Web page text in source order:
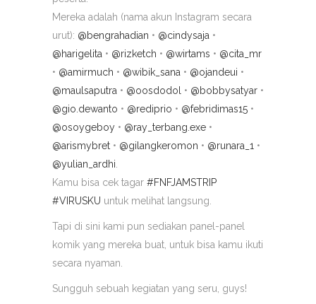
Mereka adalah (nama akun Instagram secara
urut): @bengrahadian • @cindysaja •
@harigelita • @rizketch • @wirtams • @cita_mr
• @amirmuch • @wibik_sana • @ojandeui •
@maulsaputra • @oosdodol • @bobbysatyar •
@gio.dewanto • @rediprio • @febridimas15 •
@osoygeboy • @ray_terbang.exe •
@arismybret • @gilangkeromon • @runara_1 •
@yulian_ardhi
Kamu bisa cek tagar #FNFJAMSTRIP
#VIRUSKU untuk melihat langsung.
Tapi di sini kami pun sediakan panel-panel
komik yang mereka buat, untuk bisa kamu ikuti
secara nyaman.
Sungguh sebuah kegiatan yang seru, guys!